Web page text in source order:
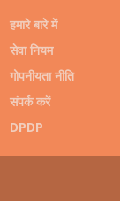
हमारे बारे में
सेवा नियम
गोपनीयता नीति
संपर्क करें
DPDP